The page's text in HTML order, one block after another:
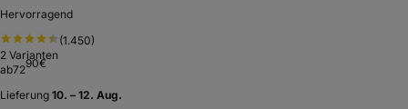
Hervorragend
(1.450)
2 Varianten
ab7290€
Lieferung 10. – 12. Aug.